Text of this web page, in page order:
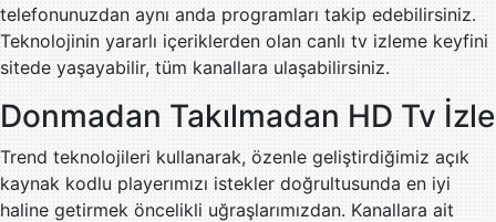
telefonunuzdan aynı anda programları takip edebilirsiniz.
Teknolojinin yararlı içeriklerden olan canlı tv izleme keyfini
sitede yaşayabilir, tüm kanallara ulaşabilirsiniz.
Donmadan Takılmadan HD Tv İzle
Trend teknolojileri kullanarak, özenle geliştirdiğimiz açık
kaynak kodlu playerımızı istekler doğrultusunda en iyi
haline getirmek öncelikli uğraşlarımızdan. Kanallara ait